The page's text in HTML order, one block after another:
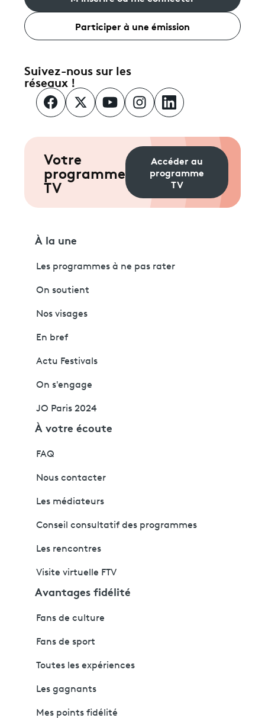
Participer à une émission
Suivez-nous sur les
réseaux !
Votre
programme
TV
Accéder au
programme
TV
À la une
Les programmes à ne pas rater
On soutient
Nos visages
En bref
Actu Festivals
On s'engage
JO Paris 2024
À votre écoute
FAQ
Nous contacter
Les médiateurs
Conseil consultatif des programmes
Les rencontres
Visite virtuelle FTV
Avantages fidélité
Fans de culture
Fans de sport
Toutes les expériences
Les gagnants
Mes points fidélité